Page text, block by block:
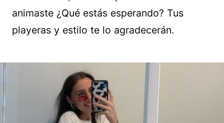
animaste ¿Qué estás esperando? Tus
playeras y estilo te lo agradecerán.